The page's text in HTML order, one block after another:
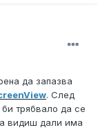
да запазва
. След
трябвало да се
видиш дали има